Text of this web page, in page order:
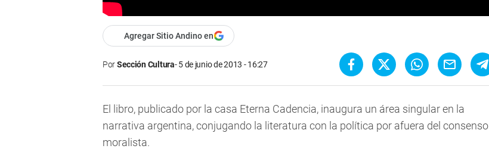
Agregar Sitio Andino en
PorSección Cultura 5 de junio de 2013 - 16:27
El libro, publicado por la casa Eterna Cadencia, inaugura un área singular en la
narrativa argentina, conjugando la literatura con la política por afuera del consenso
moralista.